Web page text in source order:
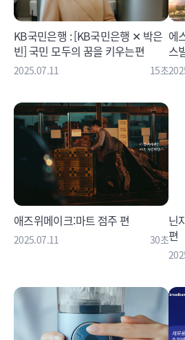
KB국민은행 : [KB국민은행 ✕ 박은
빈] 국민 모두의 꿈을 키우는편
2025.07.11 15초
에
스
애즈위메이크:마트 점주 편
2025.07.11 30초
닌
편